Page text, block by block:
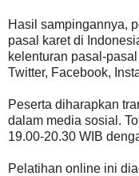
Hasil sampingannya,
pasal karet di
kelenturan pasal-
Twitter, Facebook,
Peserta diharapkan
dalam media sosial.
19.00-20.30 WIB
Pelatihan online ini